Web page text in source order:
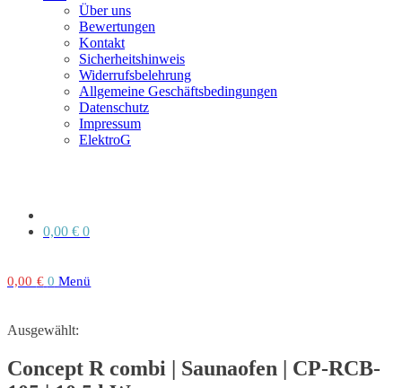
Über uns
Bewertungen
Kontakt
Sicherheitshinweis
Widerrufsbelehrung
Allgemeine Geschäftsbedingungen
Datenschutz
Impressum
ElektroG
0,00 € 0
0,00 € 0 Menü
Ausgewählt:
Concept R combi | Saunaofen | CP-RCB-